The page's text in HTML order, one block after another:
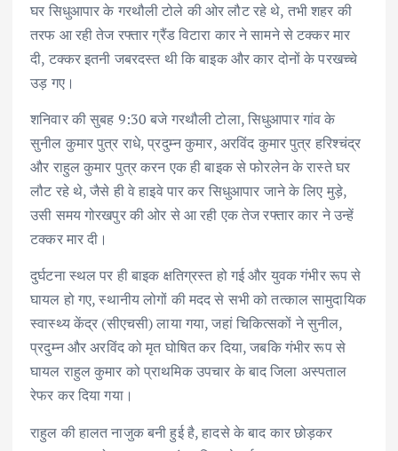
घर सिधुआपार के गरथौली टोले की ओर लौट रहे थे, तभी शहर की
तरफ आ रही तेज रफ्तार ग्रैंड विटारा कार ने सामने से टक्कर मार
दी, टक्कर इतनी जबरदस्त थी कि बाइक और कार दोनों के परखच्चे
उड़ गए।
शनिवार की सुबह 9:30 बजे गरथौली टोला, सिधुआपार गांव के
सुनील कुमार पुत्र राधे, प्रदुम्न कुमार, अरविंद कुमार पुत्र हरिश्चंद्र
और राहुल कुमार पुत्र करन एक ही बाइक से फोरलेन के रास्ते घर
लौट रहे थे, जैसे ही वे हाइवे पार कर सिधुआपार जाने के लिए मुड़े,
उसी समय गोरखपुर की ओर से आ रही एक तेज रफ्तार कार ने उन्हें
टक्कर मार दी।
दुर्घटना स्थल पर ही बाइक क्षतिग्रस्त हो गई और युवक गंभीर रूप से
घायल हो गए, स्थानीय लोगों की मदद से सभी को तत्काल सामुदायिक
स्वास्थ्य केंद्र (सीएचसी) लाया गया, जहां चिकित्सकों ने सुनील,
प्रदुम्न और अरविंद को मृत घोषित कर दिया, जबकि गंभीर रूप से
घायल राहुल कुमार को प्राथमिक उपचार के बाद जिला अस्पताल
रेफर कर दिया गया।
राहुल की हालत नाजुक बनी हुई है, हादसे के बाद कार छोड़कर